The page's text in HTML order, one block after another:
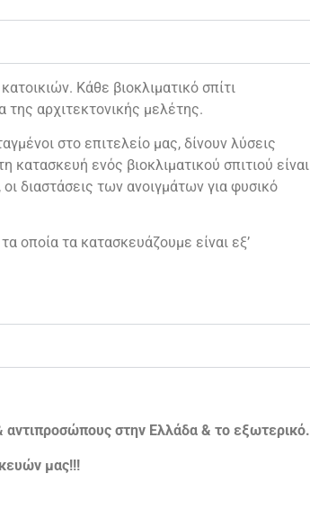
Κάθε βιοκλιματικό σπίτι
αρχιτεκτονικής μελέτης.
στο επιτελείο μας, δίνουν λύσεις
ενός βιοκλιματικού σπιτιού είναι
διαστάσεις των ανοιγμάτων για φυσικό
οποία τα κατασκευάζουμε είναι εξ’
αντιπροσώπους στην Ελλάδα & το εξωτερικό.
μας!!!